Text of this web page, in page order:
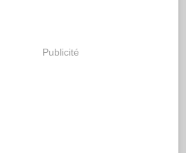
Publicité